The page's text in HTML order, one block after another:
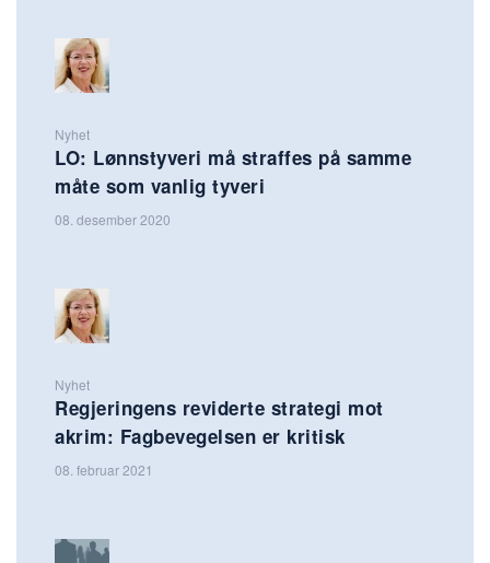
Nyhet
LO: Lønnstyveri må straffes på samme
måte som vanlig tyveri
08. desember 2020
Nyhet
Regjeringens reviderte strategi mot
akrim: Fagbevegelsen er kritisk
08. februar 2021